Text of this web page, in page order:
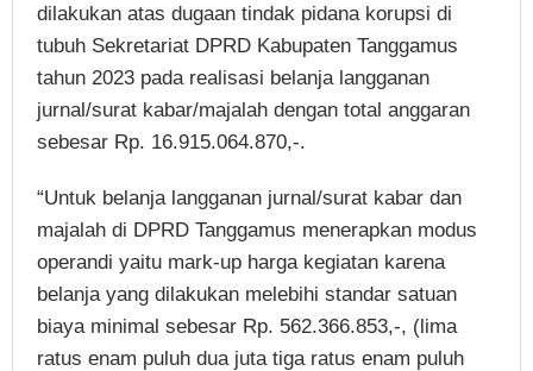
dilakukan atas dugaan tindak pidana korupsi di
tubuh Sekretariat DPRD Kabupaten Tanggamus
tahun 2023 pada realisasi belanja langganan
jurnal/surat kabar/majalah dengan total anggaran
sebesar Rp. 16.915.064.870,-.
“Untuk belanja langganan jurnal/surat kabar dan
majalah di DPRD Tanggamus menerapkan modus
operandi yaitu mark-up harga kegiatan karena
belanja yang dilakukan melebihi standar satuan
biaya minimal sebesar Rp. 562.366.853,-, (lima
ratus enam puluh dua juta tiga ratus enam puluh